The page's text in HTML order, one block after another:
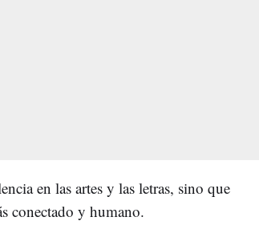
en las artes y las letras, sino que
conectado y humano.